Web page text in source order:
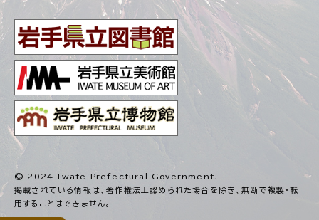
© 2024 Iwate Prefectural Government.
掲載されている情報は、著作権法上認められた場合を除き、無断で複製・転
用することはできません。